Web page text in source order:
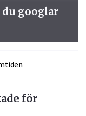
du googlar
för